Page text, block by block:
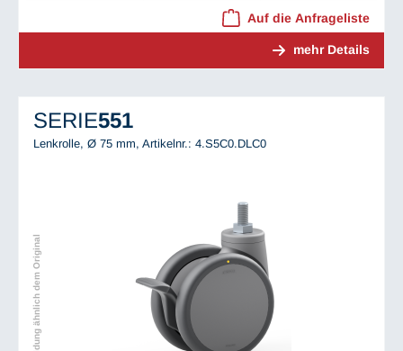
Auf die Anfrageliste
mehr Details
SERIE551
Lenkrolle, Ø 75 mm, Artikelnr.: 4.S5C0.DLC0
Abbildung ähnlich dem Original